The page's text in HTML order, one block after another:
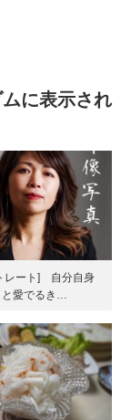
に表示され
レート] 自分自身
と愛でるき…